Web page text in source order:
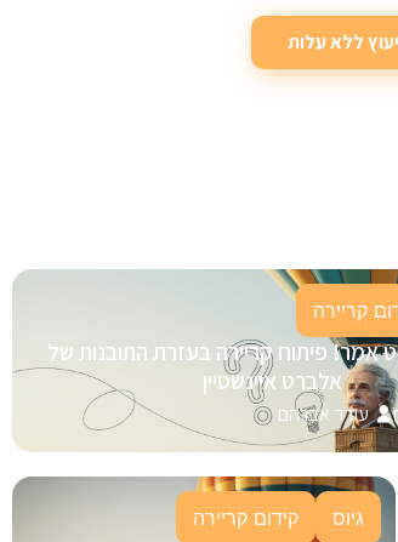
ללא עלות
קריירה
אמר! פיתוח קריירה בעזרת התובנות של
אלברט איינשטיין
עודד אברהם
גיוס קידום קריירה